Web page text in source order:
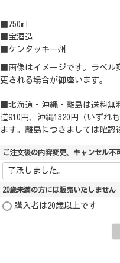
■750ml
■宝酒造
■ケンタッキー州
■画像はイメージです。ラベル
更される場合が御座います。
■北海道・沖縄・離島は送料無
道910円、沖縄1320円（いずれ
ます。離島につきましては確認
ご注文後の内容変更、キャンセル不可
20歳未満の方には販売いたしません
購入者は20歳以上です